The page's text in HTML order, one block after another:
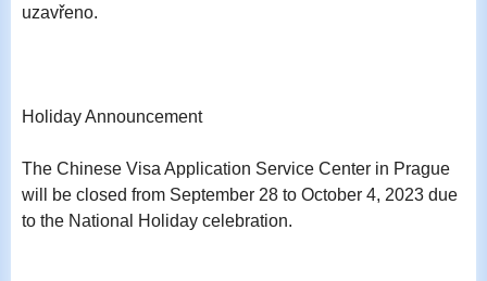
uzavřeno.
Holiday Announcement
The Chinese Visa Application Service Center in Prague
will be closed from September 28 to October 4, 2023 due
to the National Holiday celebration.